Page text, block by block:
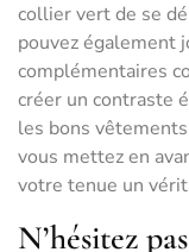
collier vert de se
pouvez également
complémentaires
créer un contraste
les bons
vous mettez en
votre tenue un
N’hésitez